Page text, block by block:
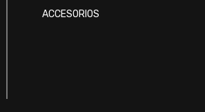
ACCESORIOS